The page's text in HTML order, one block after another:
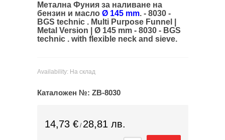
Mетална Фуния за наливане на
бензин и маслоØ 145 mm. - 8030 -
BGS technic . Multi Purpose Funnel |
Metal Version | Ø 145 mm - 8030 - BGS
technic . with flexible neck and sieve.
Availability: На склад
Каталожен №: ZB-8030
14,73 €/ 28,81 лв.